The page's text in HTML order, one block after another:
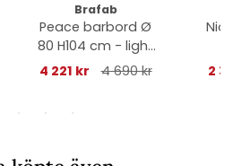
Brafab
Peace barbord Ø
80 H104 cm - light
grey
4 221 kr 4 690 kr 2